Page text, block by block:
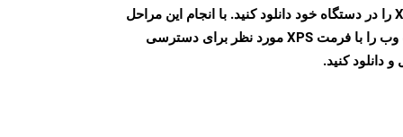
پس از اتمام تبدیل، فایل XPS را در دستگاه خود دانلود کنید. با انجام این مراحل
می توانید به راحتی صفحات وب را با فرمت XPS مورد نظر برای دسترسی
و دانلود کنید.